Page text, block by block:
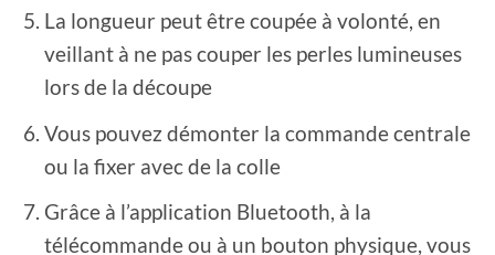
La longueur peut être coupée à volonté, en
veillant à ne pas couper les perles lumineuses
lors de la découpe
Vous pouvez démonter la commande centrale
ou la fixer avec de la colle
Grâce à l’application Bluetooth, à la
télécommande ou à un bouton physique, vous